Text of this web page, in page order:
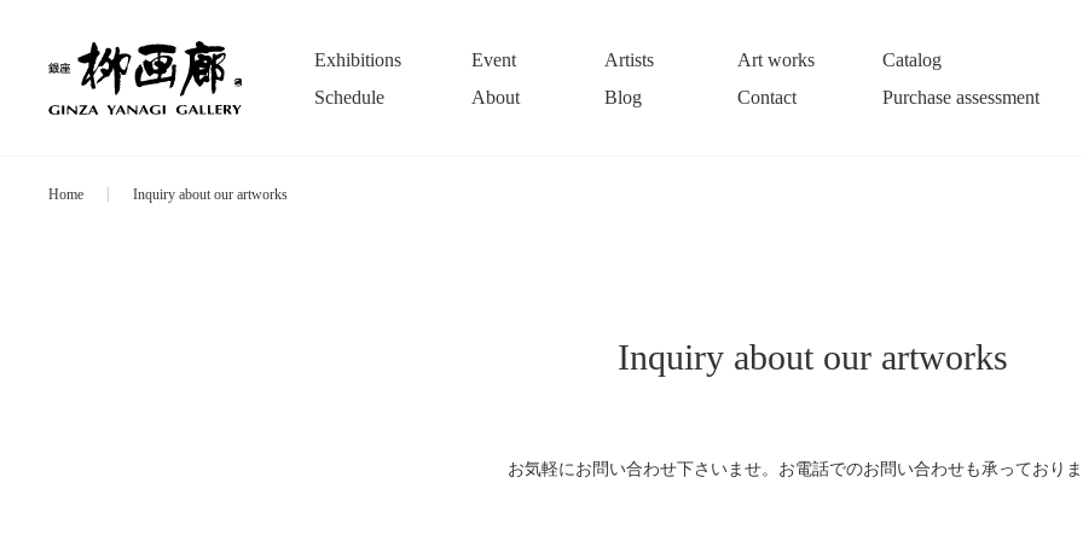
Exhibitions Event Artists Art works
Catalog
Schedule
About Blog Contact Purchase assessment
Home Inquiry about our artworks
Inquiry about our artworks
お気軽にお問い合わせ下さいませ。お電話でのお問い合わせも承っており